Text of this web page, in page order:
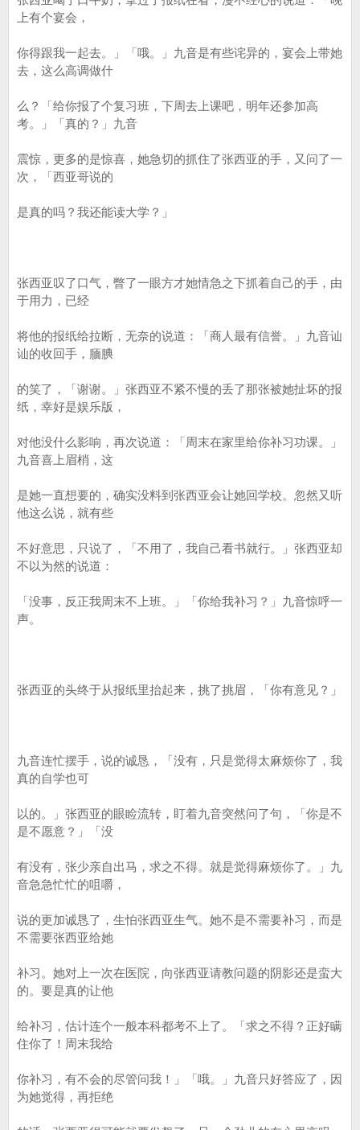
上有个宴会，
你得跟我一起去。」「哦。」九音是有些诧异的，宴会上带她
去，这么高调做什
么？「给你报了个复习班，下周去上课吧，明年还参加高
考。」「真的？」九音
震惊，更多的是惊喜，她急切的抓住了张西亚的手，又问了一
次，「西亚哥说的
是真的吗？我还能读大学？」
张西亚叹了口气，瞥了一眼方才她情急之下抓着自己的手，由
于用力，已经
将他的报纸给拉断，无奈的说道：「商人最有信誉。」九音讪
讪的收回手，腼腆
的笑了，「谢谢。」张西亚不紧不慢的丢了那张被她扯坏的报
纸，幸好是娱乐版，
对他没什么影响，再次说道：「周末在家里给你补习功课。」
九音喜上眉梢，这
是她一直想要的，确实没料到张西亚会让她回学校。忽然又听
他这么说，就有些
不好意思，只说了，「不用了，我自己看书就行。」张西亚却
不以为然的说道：
「没事，反正我周末不上班。」「你给我补习？」九音惊呼一
声。
张西亚的头终于从报纸里抬起来，挑了挑眉，「你有意见？」
九音连忙摆手，说的诚恳，「没有，只是觉得太麻烦你了，我
真的自学也可
以的。」张西亚的眼睑流转，盯着九音突然问了句，「你是不
是不愿意？」「没
有没有，张少亲自出马，求之不得。就是觉得麻烦你了。」九
音急急忙忙的咀嚼，
说的更加诚恳了，生怕张西亚生气。她不是不需要补习，而是
不需要张西亚给她
补习。她对上一次在医院，向张西亚请教问题的阴影还是蛮大
的。要是真的让他
给补习，估计连个一般本科都考不上了。「求之不得？正好瞒
住你了！周末我给
你补习，有不会的尽管问我！」「哦。」九音只好答应了，因
为她觉得，再拒绝